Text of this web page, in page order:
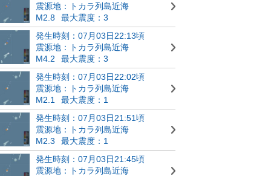
震源地：トカラ列島近海
M2.8
最大震度：3
発生時刻：07月03日22:13頃
震源地：トカラ列島近海
M4.2
最大震度：3
発生時刻：07月03日22:02頃
震源地：トカラ列島近海
M2.1
最大震度：1
発生時刻：07月03日21:51頃
震源地：トカラ列島近海
M2.3
最大震度：1
発生時刻：07月03日21:45頃
震源地：トカラ列島近海